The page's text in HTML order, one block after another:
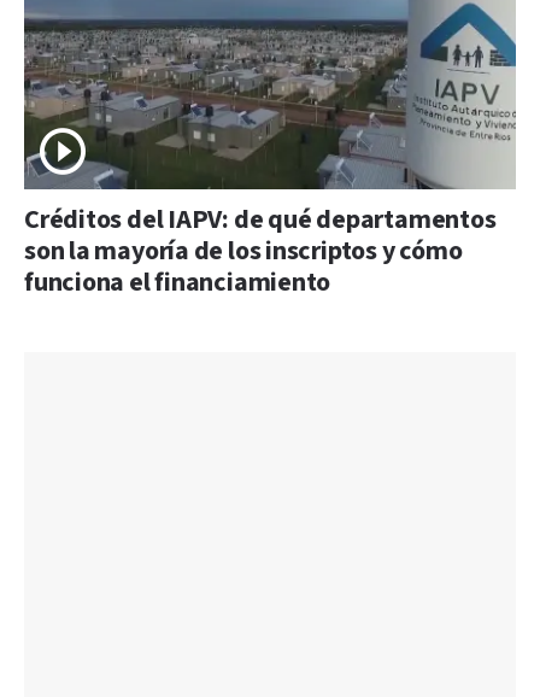
Créditos del IAPV: de qué departamentos
son la mayoría de los inscriptos y cómo
funciona el financiamiento